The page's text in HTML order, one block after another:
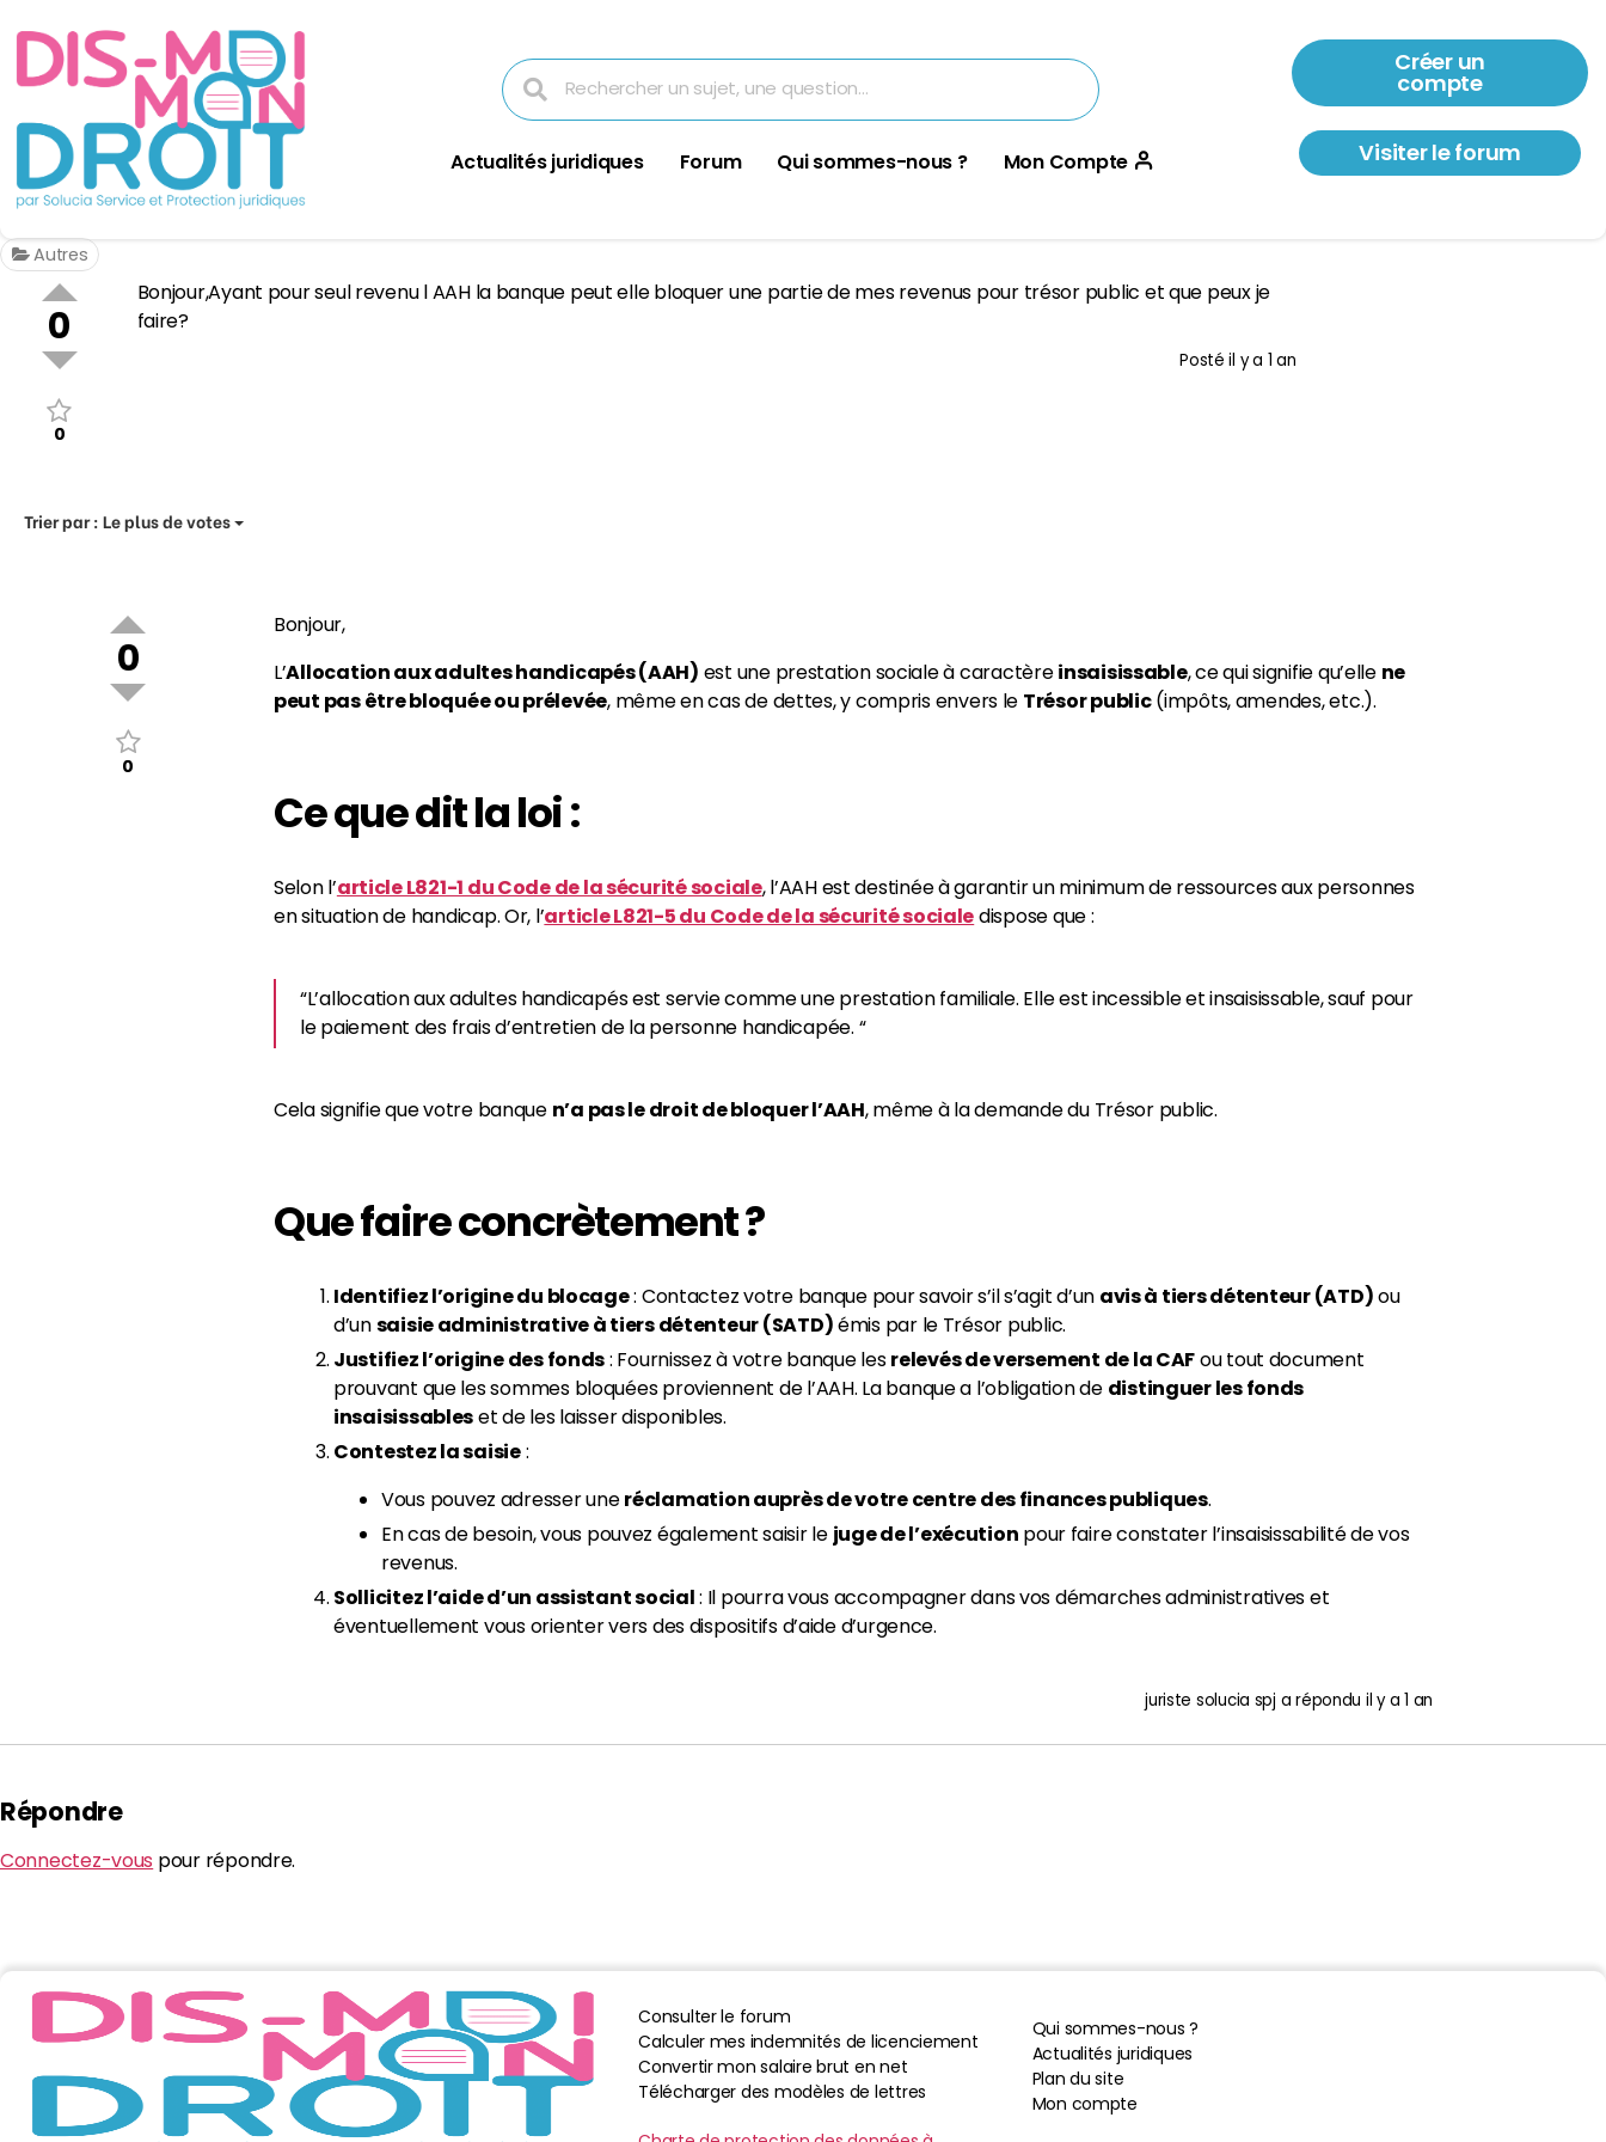
Actualités juridiques Forum Qui sommes-nous ? Mon Compte
Créer un
compte
Visiter le forum
Autres
0
0
Bonjour,Ayant pour seul revenu l AAH la banque peut elle bloquer une partie de mes revenus pour trésor public et que peux je
faire?
Postéil y a 1 an
Trier par :Le plus de votes
0
0
Bonjour,
L’Allocation aux adultes handicapés (AAH) est une prestation sociale à caractèreinsaisissable, ce qui signifie qu’elle ne
peut pas être bloquée ou prélevée, même en cas de dettes, y compris envers le Trésor public(impôts, amendes, etc.).
Ce que dit la loi :
Selon l’article L821-1 du Code de la sécurité sociale, l’AAH est destinée à garantir un minimum de ressources aux personnes
en situation de handicap. Or, l’article L821-5 du Code de la sécurité socialedispose que :
“L’allocation aux adultes handicapés est servie comme une prestation familiale. Elle est incessible et insaisissable, sauf pour
le paiement des frais d’entretien de la personne handicapée. “
Cela signifie que votre banque n’a pas le droit de bloquer l’AAH, même à la demande du Trésor public.
Que faire concrètement ?
Identifiez l’origine du blocage: Contactez votre banque pour savoir s’il s’agit d’un avis à tiers détenteur (ATD)ou
d’unsaisie administrative à tiers détenteur (SATD)émis par le Trésor public.
Justifiez l’origine des fonds: Fournissez à votre banque lesrelevés de versement de la CAFou tout document
prouvant que les sommes bloquées proviennent de l’AAH. La banque a l’obligation de distinguer les fonds
insaisissableset de les laisser disponibles.
Contestez la saisie:
Vous pouvez adresser uneréclamation auprès de votre centre des finances publiques.
En cas de besoin, vous pouvez également saisir le juge de l’exécution pour faire constater l’insaisissabilité de vos
revenus.
Sollicitez l’aide d’un assistant social: Il pourra vous accompagner dans vos démarches administratives et
éventuellement vous orienter vers des dispositifs d’aide d’urgence.
juriste solucia spj a répondu il y a 1 an
Répondre
Connectez-vous pour répondre.
Consulter le forum
Calculer mes indemnités de licenciement
Convertir mon salaire brut en net
Télécharger des modèles de lettres
Qui sommes-nous ?
Actualités juridiques
Plan du site
Mon compte